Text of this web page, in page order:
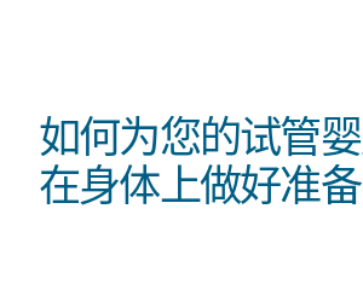
如何为您的试管
在身体上做好准备